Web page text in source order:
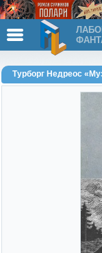
Турборг Недреос